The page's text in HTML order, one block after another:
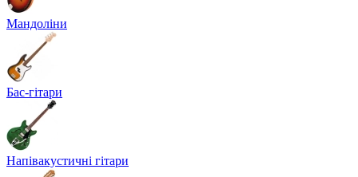
Мандоліни
Бас-гітари
Напівакустичні гітари